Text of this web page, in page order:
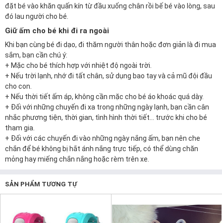
đặt bé vào khăn quấn kín từ đầu xuống chân rồi bế bé vào lòng, sau
đó lau người cho bé.
Giữ ấm cho bé khi đi ra ngoài
Khi bạn cùng bé đi dạo, đi thăm người thân hoặc đơn giản là đi mua
sắm, bạn cần chú ý:
+ Mặc cho bé thích hợp với nhiệt độ ngoài trời.
+ Nếu trời lạnh, nhớ đi tất chân, sử dụng bao tay và cả mũ đội đầu
cho con.
+ Nếu thời tiết ấm áp, không cần mặc cho bé áo khoác quá dày.
+ Đối với những chuyến đi xa trong những ngày lạnh, bạn cần cân
nhắc phương tiện, thời gian, tình hình thời tiết... trước khi cho bé
tham gia.
+ Đối với các chuyến đi vào những ngày nắng ấm, bạn nên che
chắn để bé không bị hắt ánh nắng trực tiếp, có thể dùng chăn
mỏng hay miếng chắn nắng hoặc rèm trên xe.
SẢN PHẨM TƯƠNG TỰ